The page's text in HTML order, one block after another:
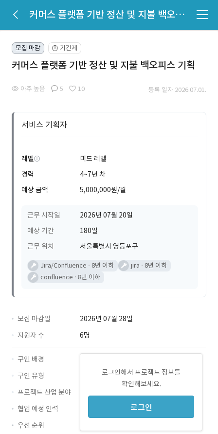
커머스 플랫폼 기반 정산 및 지불 백오피스 기획
모집 마감 🕒 기간제
커머스 플랫폼 기반 정산 및 지불 백오피스 기획
아주 높음 5 10 등록 일자 2026.07.01.
서비스 기획자
레벨
미드 레벨
경력
4~7년 차
예상 금액
5,000,000원/월
근무 시작일
2026년 07월 20일
예상 기간
180일
근무 위치
서울특별시 영등포구
Jira/Confluence 8년 이하 jira
8년 이하
confluence
8년 이하
모집 마감일
2026년 07월 28일
지원자 수
6명
로그인해서 프로젝트 정보를
확인해보세요.
로그인
구인 배경
구인 유형
프로젝트 산업 분야
협업 예정 인력
우선 순위